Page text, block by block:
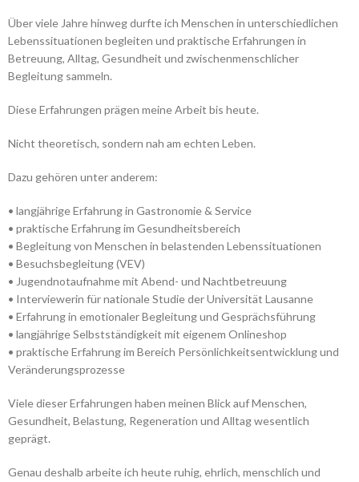
Über viele Jahre hinweg durfte ich Menschen in unterschiedlichen
Lebenssituationen begleiten und praktische Erfahrungen in
Betreuung, Alltag, Gesundheit und zwischenmenschlicher
Begleitung sammeln.
Diese Erfahrungen prägen meine Arbeit bis heute.
Nicht theoretisch, sondern nah am echten Leben.
Dazu gehören unter anderem:
• langjährige Erfahrung in Gastronomie & Service
• praktische Erfahrung im Gesundheitsbereich
• Begleitung von Menschen in belastenden Lebenssituationen
• Besuchsbegleitung (VEV)
• Jugendnotaufnahme mit Abend- und Nachtbetreuung
• Interviewerin für nationale Studie der Universität Lausanne
• Erfahrung in emotionaler Begleitung und Gesprächsführung
• langjährige Selbstständigkeit mit eigenem Onlineshop
• praktische Erfahrung im Bereich Persönlichkeitsentwicklung und
Veränderungsprozesse
Viele dieser Erfahrungen haben meinen Blick auf Menschen,
Gesundheit, Belastung, Regeneration und Alltag wesentlich
geprägt.
Genau deshalb arbeite ich heute ruhig, ehrlich, menschlich und